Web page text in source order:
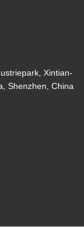
Xintian-
Shenzhen, China